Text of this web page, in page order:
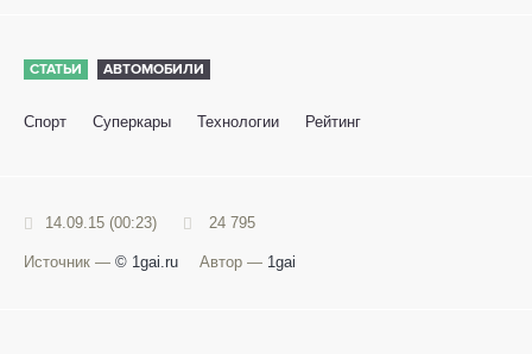
СТАТЬИ АВТОМОБИЛИ
Спорт Суперкары Технологии Рейтинг
14.09.15 (00:23) 24 795
Источник — © 1gai.ru Автор — 1gai